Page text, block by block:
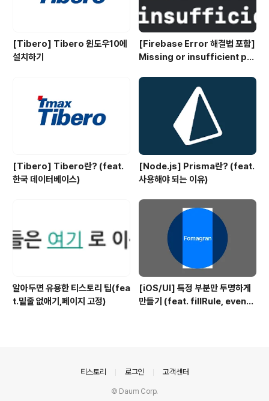
[Tibero] Tibero 윈도우10에
설치하기
[Firebase Error 해결법 포함]
Missing or insufficient per
[Tibero] Tibero란? (feat.
한국 데이터베이스)
[Node.js] Prisma란? (feat.
사용해야 되는 이유)
알아두면 유용한 티스토리 팁(fea
t.밑줄 없애기,페이지 고정)
[iOS/UI] 특정 부분만 투명하게
만들기 (feat. fillRule, evenO
티스토리 로그인 고객센터
© Daum Corp.